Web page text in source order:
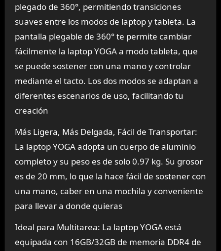
plegado de 360°, permitiendo transiciones
suaves entre los modos de laptop y tableta. La
pantalla plegable de 360° te permite cambiar
fácilmente la laptop YOGA a modo tableta, que
se puede sostener con una mano y controlar
mediante el tacto. Los dos modos se adaptan a
diferentes escenarios de uso, facilitando tu
creación
Más Ligera, Más Delgada, Fácil de Transportar:
La laptop YOGA adopta un cuerpo de aluminio
completo y su peso es de solo 0.97 kg. Su grosor
es de 20 mm, lo que la hace fácil de sostener con
una mano, caber en una mochila y conveniente
para llevar a donde quieras
Ideal para Multitarea: La laptop YOGA está
equipada con 16GB/32GB de memoria DDR4 de